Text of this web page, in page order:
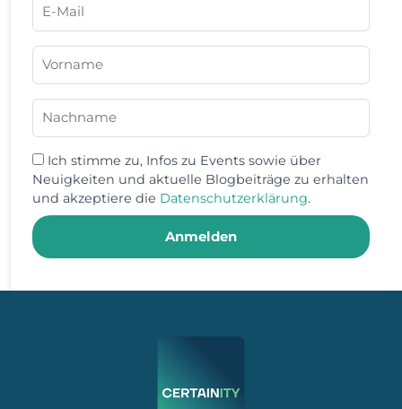
Ich stimme zu, Infos zu Events sowie über
Neuigkeiten und aktuelle Blogbeiträge zu erhalten
und akzeptiere die Datenschutzerklärung.
Anmelden